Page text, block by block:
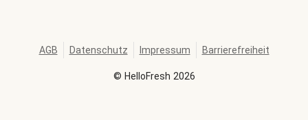
© HelloFresh 2026
AGB Datenschutz Impressum Barrierefreiheit